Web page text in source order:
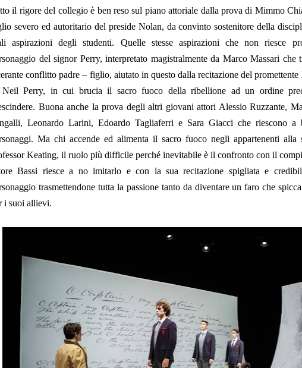
il rigore del collegio è ben reso sul piano attoriale dalla prova di Mimmo
severo ed autoritario del preside Nolan, da convinto sostenitore della
aspirazioni degli studenti. Quelle stesse aspirazioni che non riesce
del signor Perry, interpretato magistralmente da Marco Massari che
conflitto padre – figlio, aiutato in questo dalla recitazione del
Perry, in cui brucia il sacro fuoco della ribellione ad un ordine
Buona anche la prova degli altri giovani attori Alessio Ruzzante,
Leonardo Larini, Edoardo Tagliaferri e Sara Giacci che riescono a
Ma chi accende ed alimenta il sacro fuoco negli appartenenti alla
Keating, il ruolo più difficile perché inevitabile è il confronto con il
Bassi riesce a no imitarlo e con la sua recitazione spigliata e
trasmettendone tutta la passione tanto da diventare un faro che
i suoi allievi.